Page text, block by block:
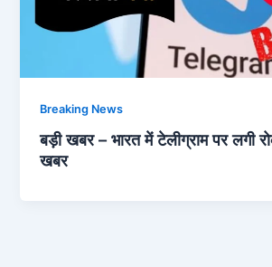
Breaking News
बड़ी खबर – भारत में टेलीग्राम पर लगी
खबर